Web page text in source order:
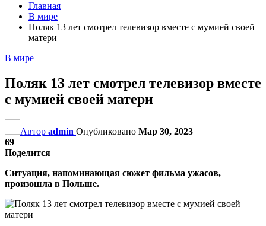
Главная
В мире
Поляк 13 лет смотрел телевизор вместе с мумией своей
матери
В мире
Поляк 13 лет смотрел телевизор вместе
с мумией своей матери
Автор admin Опубликовано Мар 30, 2023
69
Поделится
Ситуация, напоминающая сюжет фильма ужасов,
произошла в Польше.